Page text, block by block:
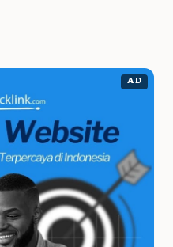
AD